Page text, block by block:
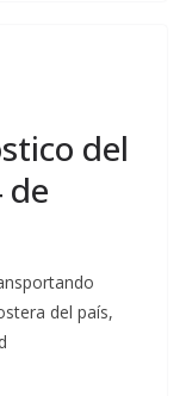
del
de
del país,